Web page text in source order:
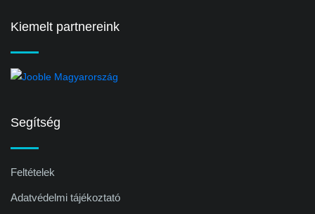
Kiemelt partnereink
Segítség
Feltételek
Adatvédelmi tájékoztató